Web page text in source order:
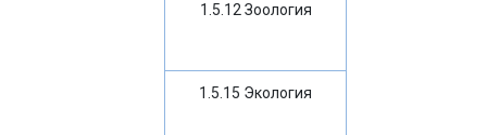
1.5.12 Зоология
1.5.15 Экология